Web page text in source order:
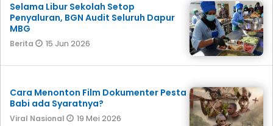
Selama Libur Sekolah Setop
Penyaluran, BGN Audit Seluruh Dapur
MBG
Berita 15 Jun 2026
Cara Menonton Film Dokumenter Pesta
Babi ada Syaratnya?
Viral Nasional 19 Mei 2026